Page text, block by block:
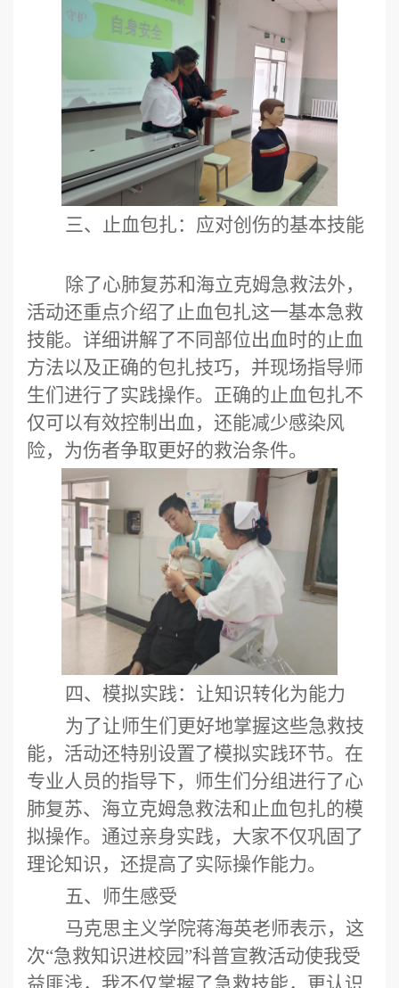
三、止血包扎：应对创伤的基本技能
除了心肺复苏和海立克姆急救法外，
活动还重点介绍了止血包扎这一基本急救
技能。详细讲解了不同部位出血时的止血
方法以及正确的包扎技巧，并现场指导师
生们进行了实践操作。正确的止血包扎不
仅可以有效控制出血，还能减少感染风
险，为伤者争取更好的救治条件。
四、模拟实践：让知识转化为能力
为了让师生们更好地掌握这些急救技
能，活动还特别设置了模拟实践环节。在
专业人员的指导下，师生们分组进行了心
肺复苏、海立克姆急救法和止血包扎的模
拟操作。 通过亲身实践，大家不仅巩固了
理论知识，还提高了实际操作能力。
五、 师生感受
马克思主义学院蒋海英老师表示，这
次“急救知识进校园”科普宣教活动使我受